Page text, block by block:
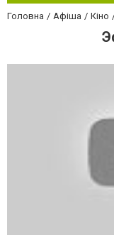
Головна Афіша Кіно